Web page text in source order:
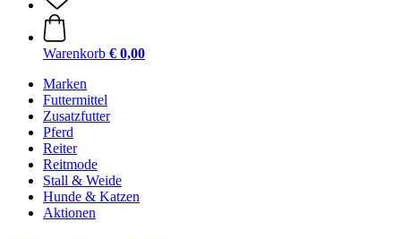
Warenkorb € 0,00
Marken
Futtermittel
Zusatzfutter
Pferd
Reiter
Reitmode
Stall & Weide
Hunde & Katzen
Aktionen